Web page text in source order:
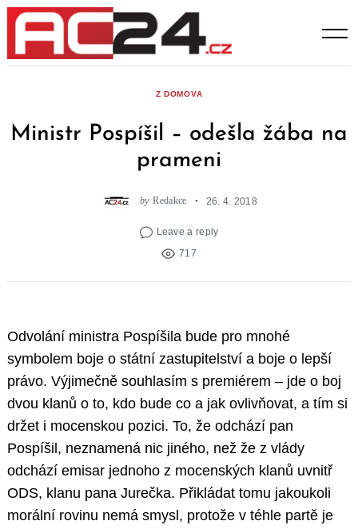
Skip
content
Z DOMOVA
Ministr Pospíšil – odešla žába na
prameni
by Redakce 26. 4. 2018
Leave a reply
717
Odvolání ministra Pospíšila bude pro mnohé
symbolem boje o státní zastupitelství a boje o lepší
právo. Výjimečně souhlasím s premiérem – jde o boj
dvou klanů o to, kdo bude co a jak ovlivňovat, a tím si
držet i mocenskou pozici. To, že odchází pan
Pospíšil, neznamená nic jiného, než že z vlády
odchází emisar jednoho z mocenských klanů uvnitř
ODS, klanu pana Jurečka. Přikládat tomu jakoukoli
morální rovinu nemá smysl, protože v téhle partě je